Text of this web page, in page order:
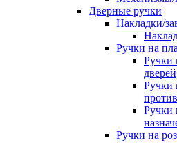
Дверные ручки
Накладки/
Ручки на
Ручки
дверей
Ручки
Ручки
Ручки на